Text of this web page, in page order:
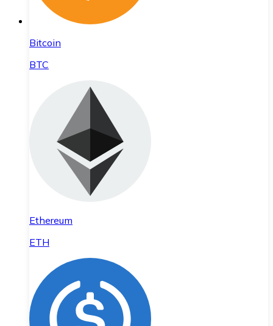
Bitcoin
BTC
Ethereum
ETH